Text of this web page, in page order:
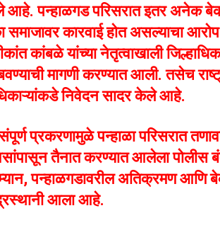
पन्हाळगड परिसरात इतर अनेक
समाजावर कारवाई होत असल्याचा
कांबळे यांच्या नेतृत्वाखाली
मागणी करण्यात आली. तसेच
निवेदन सादर केले आहे.
प्रकरणामुळे पन्हाळा परिसरात
तैनात करण्यात आलेला पोलीस
पन्हाळगडावरील अतिक्रमण आणि
आला आहे.